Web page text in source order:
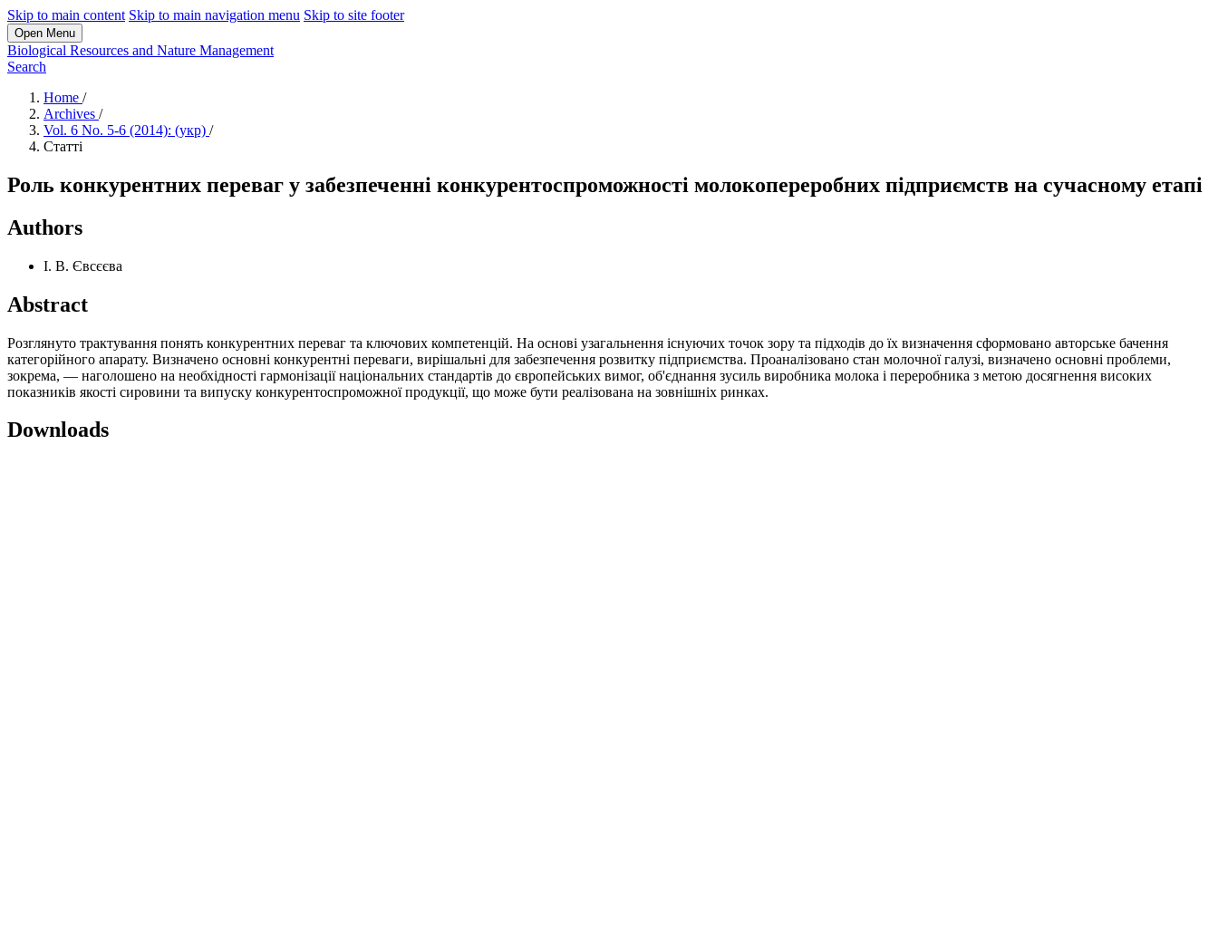
Skip to main content Skip to main navigation menu Skip to site footer
Open Menu
Biological Resources and Nature Management
Search
Home /
Archives /
Vol. 6 No. 5-6 (2014): (укр) /
Статті
Роль конкурентних переваг у забезпеченні конкурентоспроможності молокопереробних підприємств на сучасному етапі
Authors
І. В. Євсєєва
Abstract
Розглянуто трактування понять конкурентних переваг та ключових компетенцій. На основі узагальнення існуючих точок зору та підходів до їх визначення сформовано авторське бачення
категорійного апарату. Визначено основні конкурентні переваги, вирішальні для забезпечення розвитку підприємства. Проаналізовано стан молочної галузі, визначено основні проблеми,
зокрема, — наголошено на необхідності гармонізації національних стандартів до європейських вимог, об'єднання зусиль виробника молока і переробника з метою досягнення високих
показників якості сировини та випуску конкурентоспроможної продукції, що може бути реалізована на зовнішніх ринках.
Downloads